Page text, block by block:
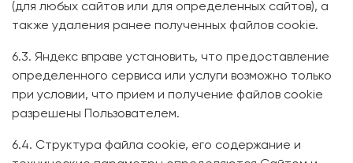
(для любых сайтов или для определенных сайтов), а
также удаления ранее полученных файлов cookie.
6.3. Яндекс вправе установить, что предоставление
определенного сервиса или услуги возможно только
при условии, что прием и получение файлов cookie
разрешены Пользователем.
6.4. Структура файла cookie, его содержание и